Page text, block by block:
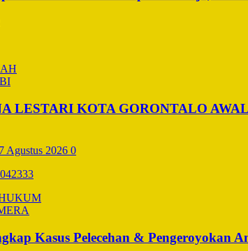
LESTARI KOTA GORONTALO
7 Agustus 2026 0
Kasus Pelecehan & Pengeroyokan